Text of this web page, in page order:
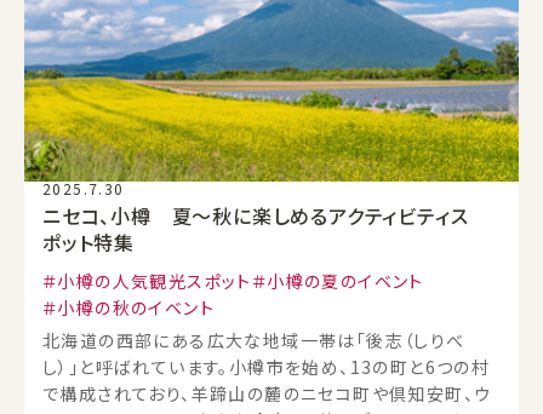
2025.7.30
ニセコ、小樽 夏～秋に楽しめるアクティビティス
ポット特集
小樽の人気観光スポット
小樽の夏のイベント
小樽の秋のイベント
北海道の西部にある広大な地域一帯は「後志（しりべ
し）」と呼ばれています。小樽市を始め、13の町と6つの村
で構成されており、羊蹄山の麓のニセコ町や倶知安町、ウ